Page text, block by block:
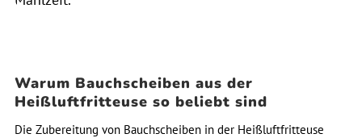
Warum Bauchscheiben aus der
Heißluftfritteuse so beliebt sind
Die Zubereitung von Bauchscheiben in der Heißluftfritteuse